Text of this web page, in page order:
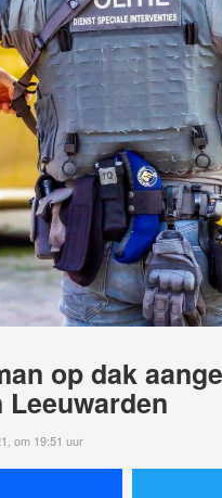
op dak
om 19:51 uur